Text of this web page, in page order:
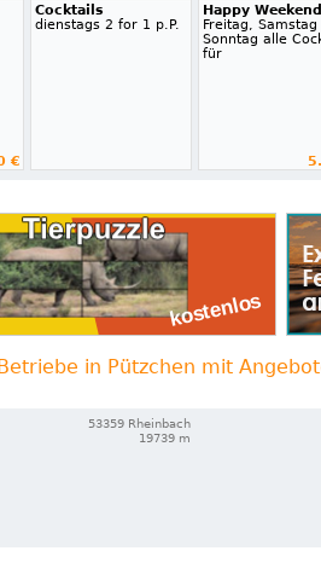
€
Cocktails
dienstags 2 for 1 p.P.
Happy Weekend
Freitag, Samstag
Sonntag alle
für
Betriebe in Pützchen mit
53359 Rheinbach
19739 m